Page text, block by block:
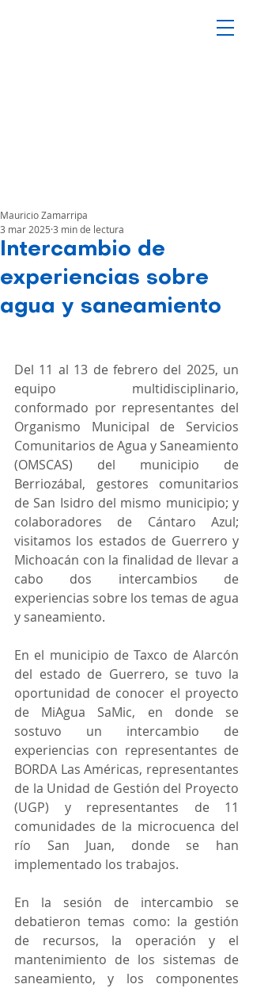
Intercambio de
experiencias sobre
agua y saneamiento
Mauricio Zamarripa
3 mar 2025 3 min de lectura
Del 11 al 13 de febrero del 2025, un
equipo multidisciplinario,
conformado por representantes del
Organismo Municipal de Servicios
Comunitarios de Agua y Saneamiento
(OMSCAS) del municipio de
Berriozábal, gestores comunitarios
de San Isidro del mismo municipio; y
colaboradores de Cántaro Azul;
visitamos los estados de Guerrero y
Michoacán con la finalidad de llevar a
cabo dos intercambios de
experiencias sobre los temas de agua
y saneamiento.
En el municipio de Taxco de Alarcón
del estado de Guerrero, se tuvo la
oportunidad de conocer el proyecto
de MiAgua SaMic, en donde se
sostuvo un intercambio de
experiencias con representantes de
BORDA Las Américas, representantes
de la Unidad de Gestión del Proyecto
(UGP) y representantes de 11
comunidades de la microcuenca del
río San Juan, donde se han
implementado los trabajos.
En la sesión de intercambio se
debatieron temas como: la gestión
de recursos, la operación y el
mantenimiento de los sistemas de
saneamiento, y los componentes